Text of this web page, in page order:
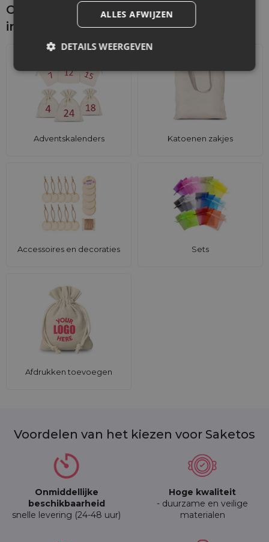
Ontdek wat je nog meer zou kunnen
interesseren
Adventskalenders Katoenen zakjes
Accessoires en decoraties Sets
Afdrukken toevoegen
Voordelen van het kiezen voor Saketos
Onmiddellijke
beschikbaarheid
snelle levering (24-48 uur)
Hoge kwaliteit
- duurzame en veilige
materialen
ALLES AFWIJZEN
DETAILS WEERGEVEN